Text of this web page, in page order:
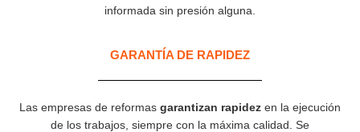
informada sin presión alguna.
GARANTÍA DE RAPIDEZ​
Las empresas de reformas garantizan rapidez en la ejecución
de los trabajos, siempre con la máxima calidad. Se